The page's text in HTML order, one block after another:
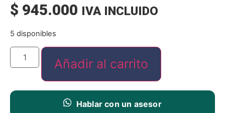
$ 945.000 IVA INCLUIDO
5 disponibles
Añadir al carrito
Hablar con un asesor